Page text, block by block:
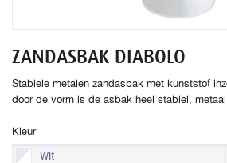
ZANDASBAK DIABOLO
Stabiele metalen zandasbak met kunststof
door de vorm is de asbak heel stabiel, metaal
Kleur
Wit